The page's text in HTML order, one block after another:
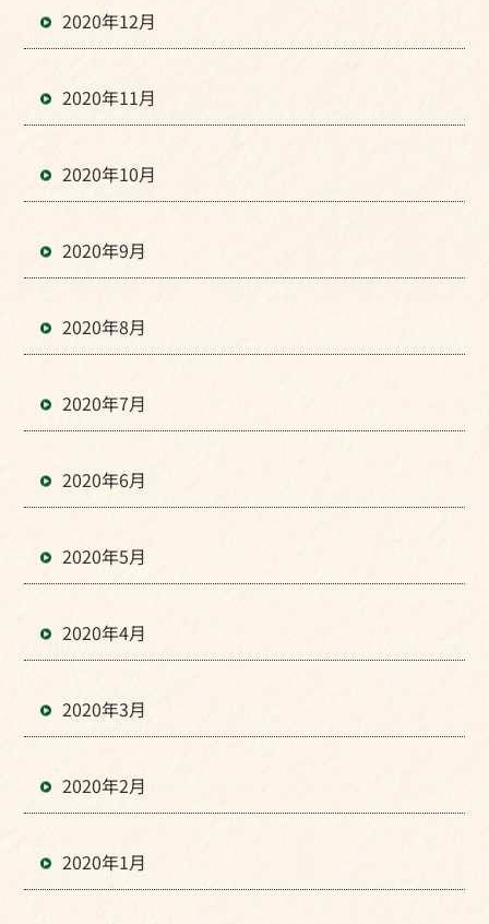
2020年12月
2020年11月
2020年10月
2020年9月
2020年8月
2020年7月
2020年6月
2020年5月
2020年4月
2020年3月
2020年2月
2020年1月